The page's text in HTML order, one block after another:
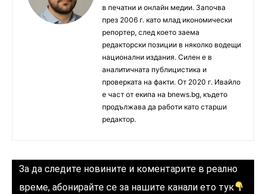
в печатни и онлайн медии. Започва
през 2006 г. като млад икономически
репортер, след което заема
редакторски позиции в няколко водещи
национални издания. Силен е в
аналитичната публицистика и
проверката на факти. От 2020 г. Ивайло
е част от екипа на bnews.bg, където
продължава да работи като старши
редактор.
За да следите новините и коментарите в реално
време, абонирайте се за нашите канали ето тук